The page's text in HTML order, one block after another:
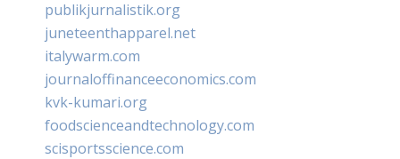
publikjurnalistik.org
juneteenthapparel.net
italywarm.com
journaloffinanceeconomics.com
kvk-kumari.org
foodscienceandtechnology.com
scisportsscience.com